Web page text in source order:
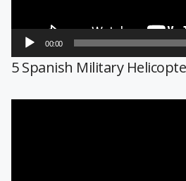
00:00
5 Spanish Military